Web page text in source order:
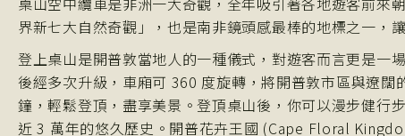
界新七大自然奇觀」，也是南非鏡頭感最棒的地標之一，
登上桌山是開普敦當地人的一種儀式，對遊客而言更是一
後經多次升級，車廂可 360 度旋轉，將開普敦市區與遼
鐘，輕鬆登頂，盡享美景。登頂桌山後，你可以漫步健行
近 3 萬年的悠久歷史。開普花卉王國 (Cape Floral